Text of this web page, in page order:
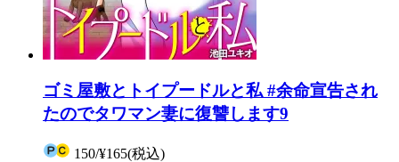
ゴミ屋敷とトイプードルと私 #余命宣告され
たのでタワマン妻に復讐します9
150/¥165(税込)